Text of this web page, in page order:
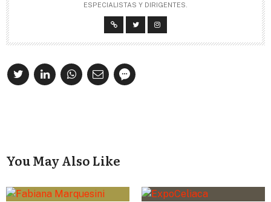
ESPECIALISTAS Y DIRIGENTES.
You May Also Like